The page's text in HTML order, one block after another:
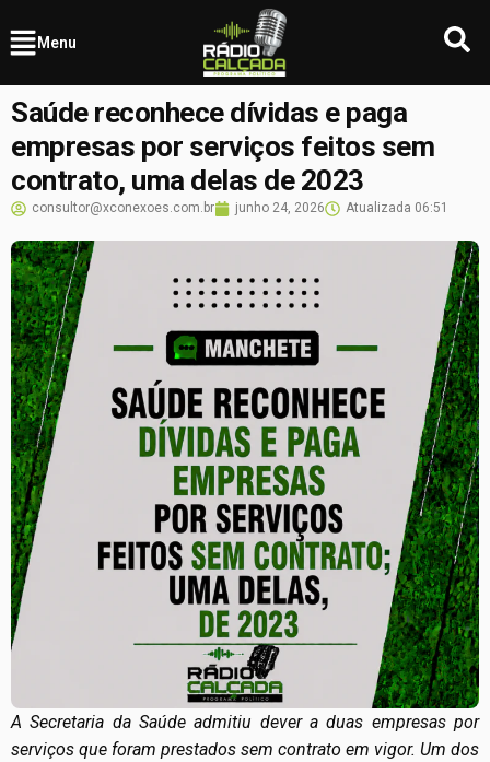
Menu
Saúde reconhece dívidas e paga
empresas por serviços feitos sem
contrato, uma delas de 2023
consultor@xconexoes.com.br junho 24, 2026 Atualizada 06:51
A Secretaria da Saúde admitiu dever a duas empresas por
serviços que foram prestados sem contrato em vigor. Um dos